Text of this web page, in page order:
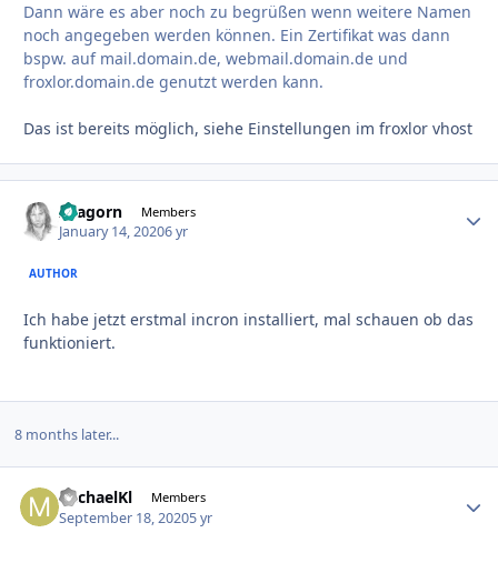
Dann wäre es aber noch zu begrüßen wenn weitere Namen
noch angegeben werden können. Ein Zertifikat was dann
bspw. auf mail.domain.de, webmail.domain.de und
froxlor.domain.de genutzt werden kann.
Das ist bereits möglich, siehe Einstellungen im froxlor vhost
Aragorn Members
January 14, 20206 yr
AUTHOR
Ich habe jetzt erstmal incron installiert, mal schauen ob das
funktioniert.
8 months later...
MichaelKl Members
September 18, 20205 yr